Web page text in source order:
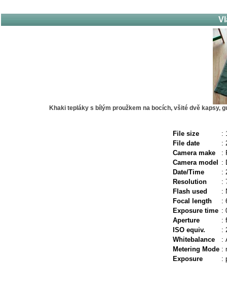
Khaki tepláky s bílým proužkem na bocích, všité dvě kapsy,
File size :
File date
:
Camera make
:
Camera model
:
Date/Time
:
Resolution
:
Flash used
:
Focal length
:
Exposure time :
Aperture
:
ISO equiv.
:
Whitebalance
:
Metering Mode :
Exposure
: